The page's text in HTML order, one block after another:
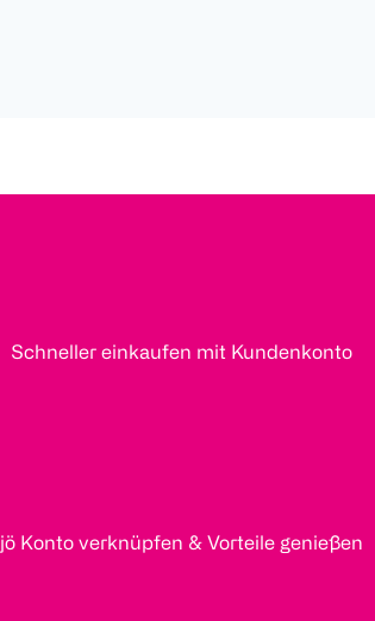
Schneller einkaufen mit Kundenkonto
jö Konto verknüpfen & Vorteile genießen